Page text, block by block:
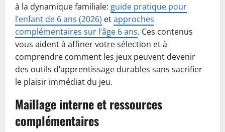
à la dynamique familiale: guide pratique pour
l’enfant de 6 ans (2026) etapproches
complémentaires sur l’âge 6 ans. Ces contenus
vous aident à affiner votre sélection et à
comprendre comment les jeux peuvent devenir
des outils d’apprentissage durables sans sacrifier
le plaisir immédiat du jeu.
Maillage interne et ressources
complémentaires